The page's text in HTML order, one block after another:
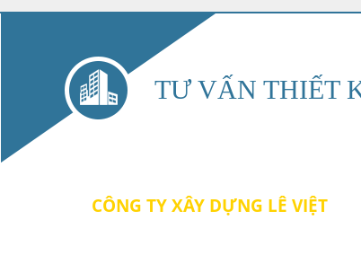
TƯ VẤN THIẾT
CÔNG TY XÂY DỰNG LÊ VIỆT